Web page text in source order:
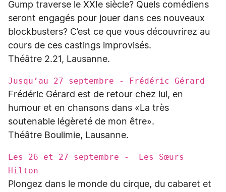
Gump traverse le XXIe siècle? Quels comédiens
seront engagés pour jouer dans ces nouveaux
blockbusters? C’est ce que vous découvrirez au
cours de ces castings improvisés.
Théâtre 2.21, Lausanne.
Jusqu’au 27 septembre - Frédéric Gérard
Frédéric Gérard est de retour chez lui, en
humour et en chansons dans «La très
soutenable légèreté de mon être».
Théâtre Boulimie, Lausanne.
Les 26 et 27 septembre - Les Sœurs
Hilton
Plongez dans le monde du cirque, du cabaret et